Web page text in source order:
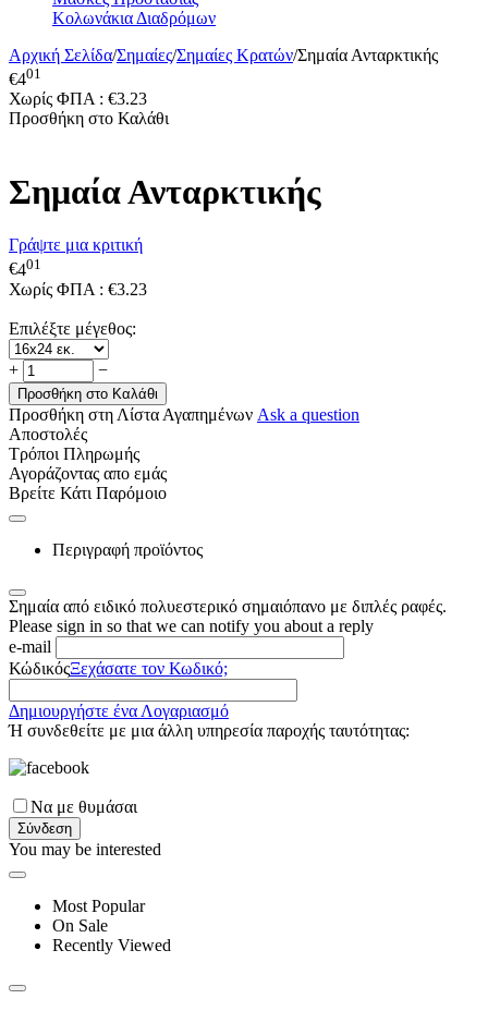
Κολωνάκια Διαδρόμων
Αρχική Σελίδα/Σημαίες/Σημαίες Κρατών/Σημαία Ανταρκτικής
€401
Χωρίς ΦΠΑ : €3.23
Προσθήκη στο Καλάθι
Σημαία Ανταρκτικής
Γράψτε μια κριτική
€401
Χωρίς ΦΠΑ : €3.23
Επιλέξτε μέγεθος:
+ −
Προσθήκη στο Καλάθι
Προσθήκη στη Λίστα Αγαπημένων Ask a question
Αποστολές
Τρόποι Πληρωμής
Αγοράζοντας απο εμάς
Βρείτε Κάτι Παρόμοιο
Περιγραφή προϊόντος
Σημαία από ειδικό πολυεστερικό σημαιόπανο με διπλές ραφές.
Please sign in so that we can notify you about a reply
e-mail
ΚώδικόςΞεχάσατε τον Κωδικό;
Δημιουργήστε ένα Λογαριασμό
Ή συνδεθείτε με μια άλλη υπηρεσία παροχής ταυτότητας:
Να με θυμάσαι
Σύνδεση
You may be interested
Most Popular
On Sale
Recently Viewed